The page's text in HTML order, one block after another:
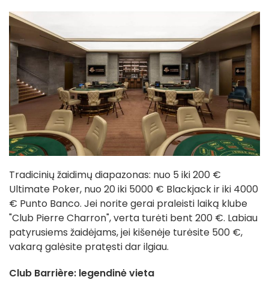
Tradicinių žaidimų diapazonas: nuo 5 iki 200 €
Ultimate Poker, nuo 20 iki 5000 € Blackjack ir iki 4000
€ Punto Banco. Jei norite gerai praleisti laiką klube
"Club Pierre Charron", verta turėti bent 200 €. Labiau
patyrusiems žaidėjams, jei kišenėje turėsite 500 €,
vakarą galėsite pratęsti dar ilgiau.
Club Barrière: legendinė vieta